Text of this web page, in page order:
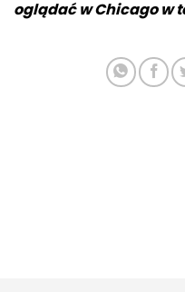
oglądać w Chicago w